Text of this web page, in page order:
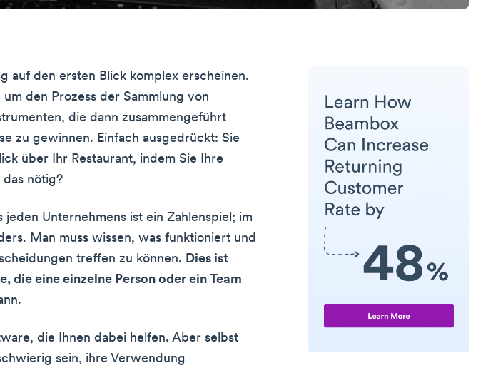
auf den ersten Blick komplex erscheinen.
den Prozess der Sammlung von
die dann zusammengeführt
zu gewinnen. Einfach ausgedrückt: Sie
über Ihr Restaurant, indem Sie Ihre
nötig?
Unternehmens ist ein Zahlenspiel; im
Man muss wissen, was funktioniert und
treffen zu können. Dies ist
die eine einzelne Person oder ein Team
die Ihnen dabei helfen. Aber selbst
sein, ihre Verwendung